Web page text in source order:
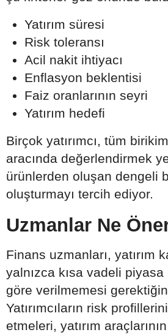
Yatırım süresi
Risk toleransı
Acil nakit ihtiyacı
Enflasyon beklentisi
Faiz oranlarının seyri
Yatırım hedefi
Birçok yatırımcı, tüm
aracında değerlendirmek
ürünlerden oluşan dengeli
oluşturmayı tercih ediyor.
Uzmanlar Ne
Finans uzmanları, yatırım
yalnızca kısa vadeli
göre verilmemesi
Yatırımcıların risk
etmeleri, yatırım